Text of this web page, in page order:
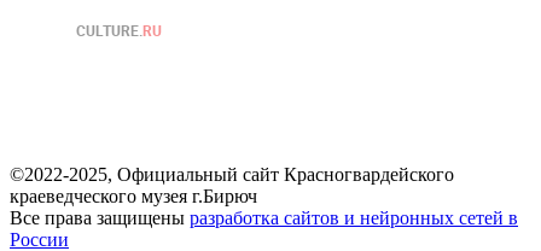
©2022-2025, Официальный сайт Красногвардейского
краеведческого музея г.Бирюч
Все права защищены разработка сайтов и нейронных сетей в
России